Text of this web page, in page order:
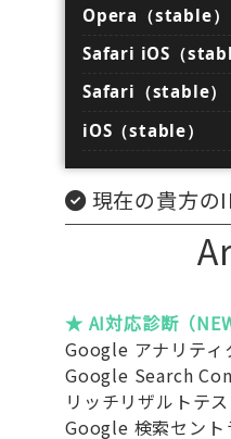
Opera（stable）
Safari iOS（
Safari（stable）
iOS（stable）
現在の貴方の
★ AI対応診断（NEW
Google アナリティ
Google Search
リッチリザルトテ
Google 検索セント